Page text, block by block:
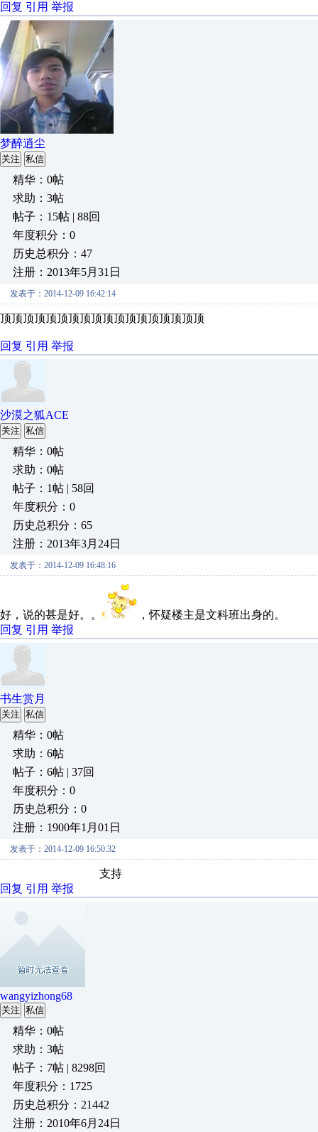
回复 引用 举报
梦醉逍尘
关注 私信
精华：0帖
求助：3帖
帖子：15帖 | 88回
年度积分：0
历史总积分：47
注册：2013年5月31日
发表于：2014-12-09 16:42:14
顶顶顶顶顶顶顶顶顶顶顶顶顶顶顶顶顶顶
回复 引用 举报
沙漠之狐ACE
关注 私信
精华：0帖
求助：0帖
帖子：1帖 | 58回
年度积分：0
历史总积分：65
注册：2013年3月24日
发表于：2014-12-09 16:48:16
好，说的甚是好。。
，怀疑楼主是文科班出身的。
回复 引用 举报
书生赏月
关注 私信
精华：0帖
求助：6帖
帖子：6帖 | 37回
年度积分：0
历史总积分：0
注册：1900年1月01日
发表于：2014-12-09 16:50:32
支持
回复 引用 举报
wangyizhong68
关注 私信
精华：0帖
求助：3帖
帖子：7帖 | 8298回
年度积分：1725
历史总积分：21442
注册：2010年6月24日